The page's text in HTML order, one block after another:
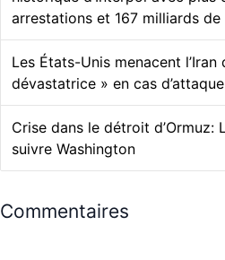
arrestations et 167 milliards de
Les États-Unis menacent l’Iran
dévastatrice » en cas d’attaque
Crise dans le détroit d’Ormuz:
suivre Washington
Commentaires